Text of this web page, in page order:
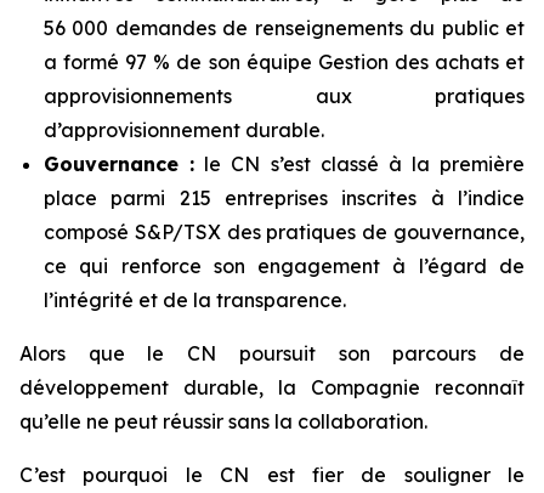
56 000 demandes de renseignements du public et
a formé 97 % de son équipe Gestion des achats et
approvisionnements aux pratiques
d’approvisionnement durable.
Gouvernance : le CN s’est classé à la première
place parmi 215 entreprises inscrites à l’indice
composé S&P/TSX des pratiques de gouvernance,
ce qui renforce son engagement à l’égard de
l’intégrité et de la transparence.
Alors que le CN poursuit son parcours de
développement durable, la Compagnie reconnaît
qu’elle ne peut réussir sans la collaboration.
C’est pourquoi le CN est fier de souligner le